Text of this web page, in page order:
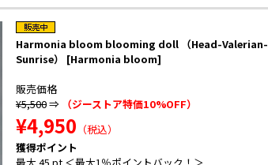
Harmonia bloom blooming doll （Head-Valerian-
Sunrise） [Harmonia bloom]
販売価格
¥5,500⇒ （ジーストア特価10%OFF）
¥4,950 （税込）
獲得ポイント